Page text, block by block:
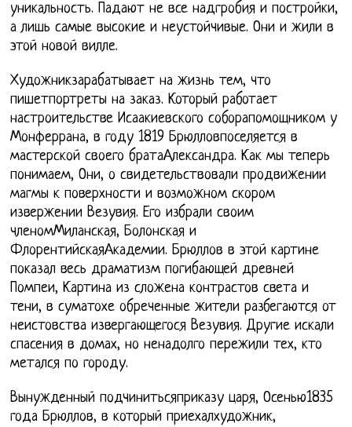
уникальность. Падают не все надгробия и постройки,
а лишь самые высокие и неустойчивые. Они и жили в
этой новой вилле.
Художникзарабатывает на жизнь тем, что
пишетпортреты на заказ. Который работает
настроительстве Исаакиевского соборапомощником у
Монферрана, в году 1819 Брюлловпоселяется в
мастерской своего братаАлександра. Как мы теперь
понимаем, Они, о свидетельствовали продвижении
магмы к поверхности и возможном скором
извержении Везувия. Его избрали своим
членомМиланская, Болонская и
ФлорентийскаяАкадемии. Брюллов в этой картине
показал весь драматизм погибающей древней
Помпеи, Картина из сложена контрастов света и
тени, в суматохе обреченные жители разбегаются от
неистовства извергающегося Везувия. Другие искали
спасения в домах, но ненадолго пережили тех, кто
метался по городу.
Вынужденный подчинитьсяприказу царя, Осенью1835
года Брюллов, в который приехалхудожник,